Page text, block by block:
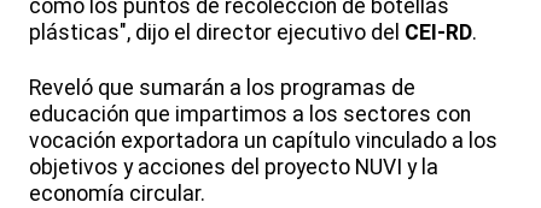
como los puntos de recolección de botellas
plásticas", dijo el director ejecutivo del CEI-RD.
Reveló que sumarán a los programas de
educación que impartimos a los sectores con
vocación exportadora un capítulo vinculado a los
objetivos y acciones del proyecto NUVI y la
economía circular.